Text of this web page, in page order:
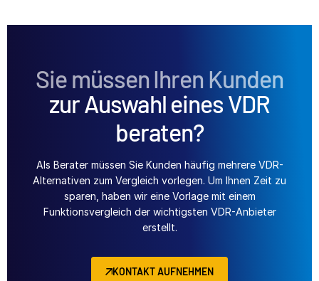
Sie müssen Ihren Kunden
zur Auswahl eines VDR
beraten?
Als Berater müssen Sie Kunden häufig mehrere VDR-
Alternativen zum Vergleich vorlegen. Um Ihnen Zeit zu
sparen, haben wir eine Vorlage mit einem
Funktionsvergleich der wichtigsten VDR-Anbieter
erstellt.
KONTAKT AUFNEHMEN